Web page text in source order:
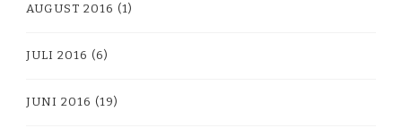
AUGUST 2016 (1)
JULI 2016 (6)
JUNI 2016 (19)